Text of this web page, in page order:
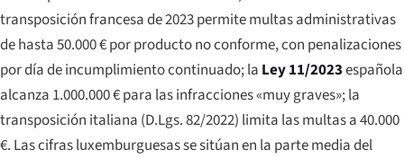
transposición francesa de 2023 permite multas administrativas
de hasta 50.000 € por producto no conforme, con penalizaciones
por día de incumplimiento continuado; la Ley 11/2023española
alcanza 1.000.000 € para las infracciones «muy graves»; la
transposición italiana (D.Lgs. 82/2022) limita las multas a 40.000
€. Las cifras luxemburguesas se sitúan en la parte media del